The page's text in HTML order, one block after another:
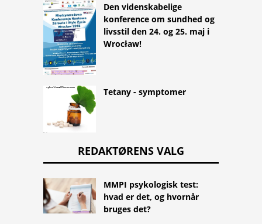
Den videnskabelige
konference om sundhed og
livsstil den 24. og 25. maj i
Wrocław!
Tetany - symptomer
REDAKTØRENS VALG
MMPI psykologisk test:
hvad er det, og hvornår
bruges det?